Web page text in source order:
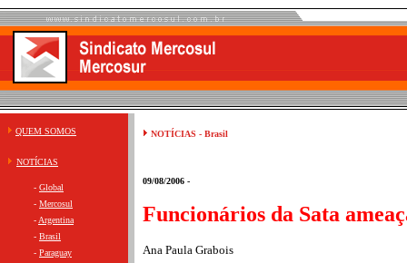
QUEM SOMOS
NOTÍCIAS
- Global
- Mercosul
- Argentina
- Brasil
- Paraguay
NOTÍCIAS - Brasil
09/08/2006 -
Funcionários da Sata
Ana Paula Grabois